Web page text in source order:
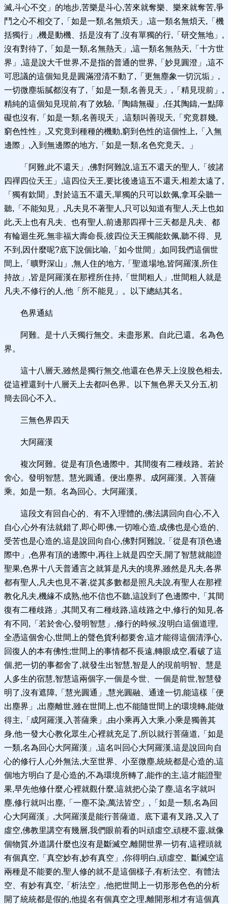
滅,斗心不交」的地步,苦樂是斗心,苦來就奪樂、樂來就奪苦,爭
鬥之心不相交了,「如是一類,名無煩天」,這一類名無煩天,「機
括獨行」,機是動機、括是沒有了,沒有單獨的行,「研交無地」,
沒有對待了,「如是一類,名無熱天」,這一類名無熱天,「十方世
界」,這是說大千世界,不是指的普通的世界,「妙見圓澄」,這不
可思議的這個知見是圓滿澄清不動了,「更無塵象一切沉垢」,
一切微塵垢膩都沒有了,「如是一類,名善見天」,「精見現前」,
精純的這個知見現前,有了效驗,「陶鑄無礙」,任其陶鑄,一點障
礙也沒有,「如是一類,名善現天」,這類叫善現天,「究竟群幾,
窮色性性」,又究竟到種種的機動,窮到色性的這個性上,「入無
邊際」,入到無邊際的地方,「如是一類,名色究竟天。」
「阿難,此不還天」,佛對阿難說,這五不還天的聖人,「彼諸
四禪四位天王」,這四位天王,要比後邊這五不還天,相差太遠了,
「獨有欽聞」,對於這五不還天,單獨的只可以欽佩,拿耳朵聽一
聽,「不能知見」,凡夫見不著聖人,只可以知道有聖人,天上也如
此,天上也有凡夫、也有聖人,前邊那四禪十三天都是凡夫、都
有輪迴生死,無非福大壽命長,彼四位天王獨能欽佩,聽不得、見
不到,因什麼呢?底下說個比喻,「如今世間」,如同我們這個世
間上,「曠野深山」,無人住的地方,「聖道場地,皆阿羅漢,所住
持故」,皆是阿羅漢在那裡所住持,「世間粗人」,世間粗人就是
凡夫,不修行的人,他「所不能見」。以下總結其名。
色界通結
阿難。是十八天獨行無交。未盡形累。自此已還。名為色
界。
這十八層天,雖然是獨行無交,他還在色界天上沒脫色相去,
從這裡還到十八層天上去都叫色界。以下無色界天又分五,初
簡去回心不入。
三無色界四天
大阿羅漢
複次阿難。從是有頂色邊際中。其間復有二種歧路。若於
舍心。發明智慧。慧光圓通。便出塵界。成阿羅漢。入菩薩
乘。如是一類。名為回心。大阿羅漢。
這段文有回自心的、有不入理體的,佛法講回向自心,不入
自心,心外有法就錯了,即心即佛,一切唯心造,成佛也是心造的、
受苦也是心造的,這是說回向自心,佛對阿難說,「從是有頂色邊
際中」,色界有頂的邊際中,再往上就是四空天,開了智慧就能證
聖果,色界十八天普通言之就算是凡夫的境界,雖然是凡夫,各界
都有聖人,凡夫也見不著,從其多數都是照凡夫說,有聖人在那裡
教化凡夫,機緣不成熟,他不信也不聽,這說到了色邊際中,「其間
復有二種歧路」,其間又有二種歧路,這歧路之中,修行的知見,各
有不同,「若於舍心,發明智慧」,修行的時候,沒明白這個道理,
全憑這個舍心,世間上的聲色貨利都要舍,這才能得這個清淨心,
回復人的本有佛性;世間上的事情都不長遠,轉眼成空,看破了這
個,把一切的事都舍了,就發生出智慧,智是人的現前明智、慧是
人多生的宿慧,智慧這兩個字,一個是今世、一個是前世,智慧發
明了,沒有遮障,「慧光圓通」,慧光圓融、通達一切,能這樣「便
出塵界」,出塵離世,雖在世間上,也不能隨世間上的環境轉,能做
得主,「成阿羅漢,入菩薩乘」,由小乘再入大乘,小乘是獨善其
身,他一發大心教化眾生,心裡就充足了,所以就行菩薩道,「如是
一類,名為回心大阿羅漢」,這名叫回心大阿羅漢,這是說回向自
心的修行人,心外無法,大至世界、小至微塵,統統都是心造的,這
個地方明白了是心造的,不為環境所轉了,能作的主,這才能證聖
果,早先他修什麼,心裡就觀什麼,這就把心染了塵,這名字就叫
塵,修行就叫出塵,「一塵不染,萬法皆空」,「如是一類,名為回
心大阿羅漢」,大阿羅漢是能行菩薩道。底下還有叉路,又入了
虛空,佛教里講空有幾層,我們眼前看的叫頑虛空,頑梗不靈,就像
個物質,外道講什麼也沒有是斷滅空,離開世界一切有,這裡頭就
有個真空,「真空妙有,妙有真空」,你得明白,頑虛空、斷滅空這
兩種是不能要的,聖人修的就不是這個樣子,有析法空、有體法
空、有妙有真空,「析法空」,他把世間上一切形形色色的分析
開了統統都是假的,他提名有個真空之理,離開形相才有這個真